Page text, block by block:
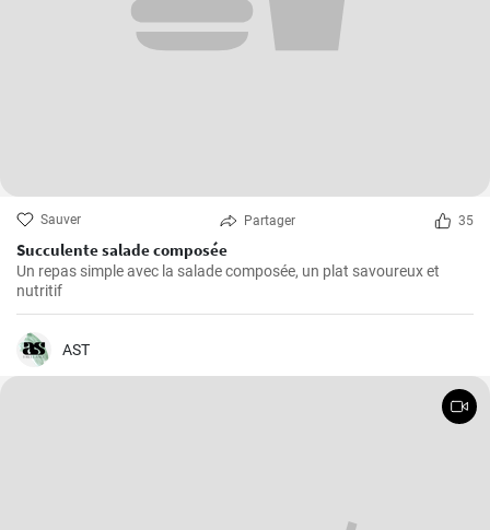
Sauver Partager 35
Succulente salade composée
Un repas simple avec la salade composée, un plat savoureux et
nutritif
AST